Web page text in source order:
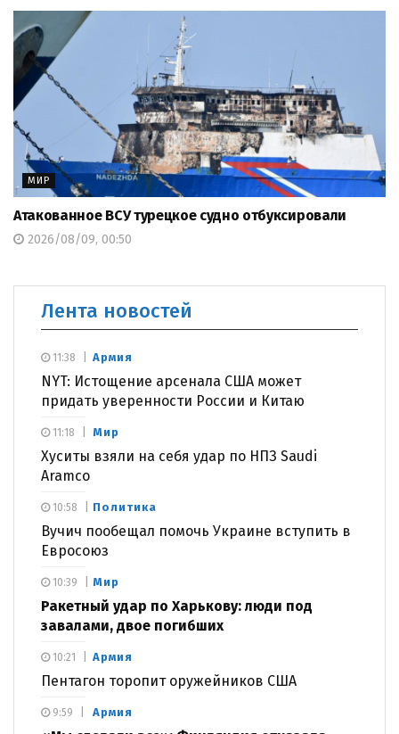
МИР
Атакованное ВСУ турецкое судно отбуксировали
2026/08/09, 00:50
Лента новостей
Армия
NYT: Истощение арсенала США может
придать уверенности России и Китаю
11:38
Мир
Хуситы взяли на себя удар по НПЗ Saudi
Aramco
11:18
Политика
Вучич пообещал помочь Украине вступить в
Евросоюз
10:58
Мир
Ракетный удар по Харькову: люди под
завалами, двое погибших
10:39
Армия
Пентагон торопит оружейников США
10:21
Армия
9:59